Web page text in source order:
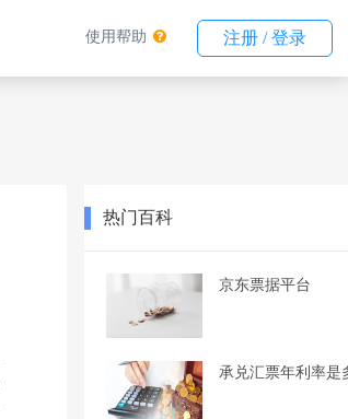
使用帮助 注册 / 登录
热门百科
京东票据平台
承兑汇票年利率是